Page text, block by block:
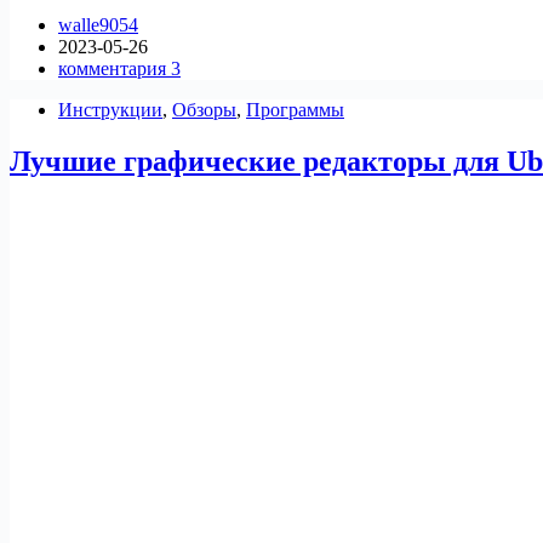
приложений
для
Linux,
вы
установить
walle9054
2023-05-26
комментария 3
Инструкции, Обзоры, Программы
Лучшие графические редакторы для